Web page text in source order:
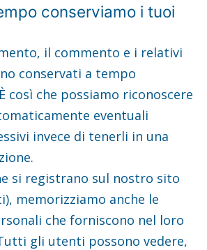
conserviamo i tuoi
il commento e i relativi
conservati a tempo
così che possiamo riconoscere
eventuali
invece di tenerli in una
si registrano sul nostro sito
memorizziamo anche le
che forniscono nel loro
gli utenti possono vedere,